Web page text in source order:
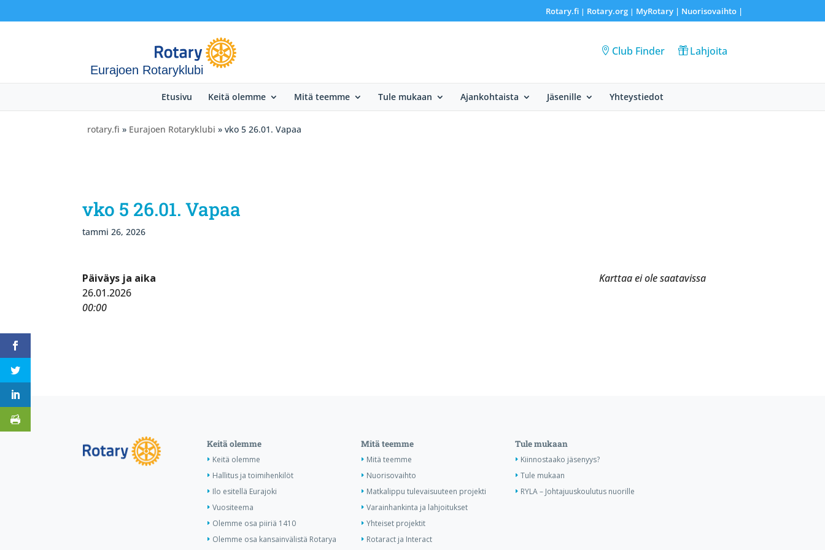
Rotary.fi| Rotary.org| MyRotary | Nuorisovaihto|
Eurajoen Rotaryklubi
Club Finder Lahjoita
Etusivu Keitä olemme Mitä teemme Tule mukaan Ajankohtaista Jäsenille Yhteystiedot
rotary.fi » Eurajoen Rotaryklubi » vko 5 26.01. Vapaa
vko 5 26.01. Vapaa
tammi 26, 2026
Karttaa ei ole saatavissa
Päiväys ja aika
26.01.2026
00:00
Keitä olemme
Keitä olemme
Hallitus ja toimihenkilöt
Ilo esitellä Eurajoki
Vuositeema
Olemme osa piiriä 1410
Olemme osa kansainvälistä Rotarya
Mitä teemme
Mitä teemme
Nuorisovaihto
Matkalippu tulevaisuuteen projekti
Varainhankinta ja lahjoitukset
Yhteiset projektit
Rotaract ja Interact
Tule mukaan
Kiinnostaako jäsenyys?
Tule mukaan
RYLA – Johtajuuskoulutus nuorille